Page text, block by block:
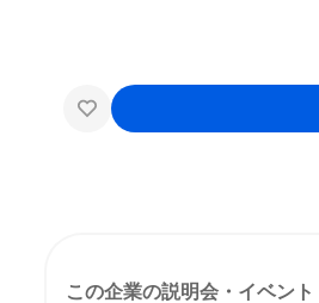
この企業の説明会・イベント